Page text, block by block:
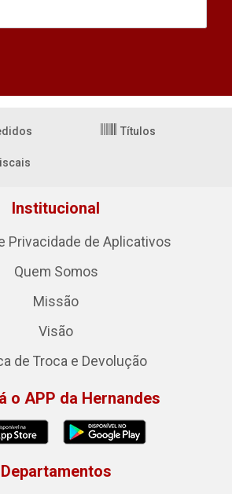
Títulos
Institucional
Privacidade de Aplicativos
Quem Somos
Missão
Visão
de Troca e Devolução
o APP da Hernandes
Departamentos